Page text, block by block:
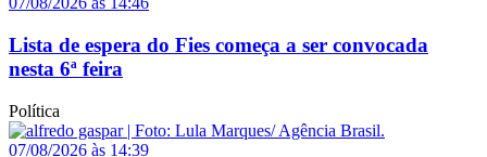
Lista de espera do Fies começa a ser convocada
nesta 6ª feira
Política
07/08/2026 às 14:39